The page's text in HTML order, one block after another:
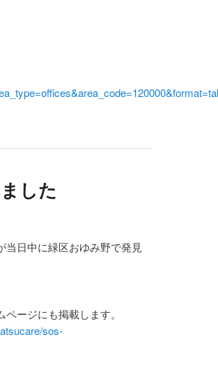
した
当日中に緑区おゆみ野で発見
ージにも掲載します。
sos-